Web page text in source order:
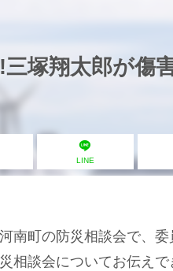
塚翔太郎が傷
LINE
南町の防災相談会で、委
相談会についてお伝えで